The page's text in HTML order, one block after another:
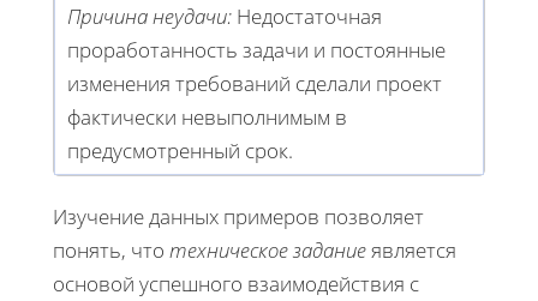
Причина неудачи: Недостаточная
проработанность задачи и постоянные
изменения требований сделали проект
фактически невыполнимым в
предусмотренный срок.
Изучение данных примеров позволяет
понять, что техническое заданиеявляется
основой успешного взаимодействия с